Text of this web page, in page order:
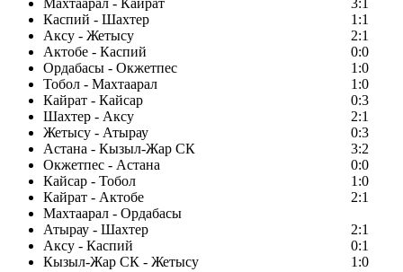
Махтаарал - Кайрат
3:1
Каспий - Шахтер
1:1
Аксу - Жетысу
2:1
Актобе - Каспий
0:0
Ордабасы - Окжетпес
1:0
Тобол - Махтаарал
1:0
Кайрат - Кайсар
0:3
Шахтер - Аксу
2:1
Жетысу - Атырау
0:3
Астана - Кызыл-Жар СК
3:2
Окжетпес - Астана
0:0
Кайсар - Тобол
1:0
Кайрат - Актобе
2:1
Махтаарал - Ордабасы
Атырау - Шахтер
2:1
Аксу - Каспий
0:1
Кызыл-Жар СК - Жетысу
1:0